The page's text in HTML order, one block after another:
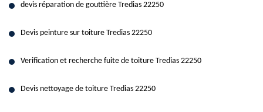
devis réparation de gouttière Tredias 22250
Devis peinture sur toiture Tredias 22250
Verification et recherche fuite de toiture Tredias 22250
Devis nettoyage de toiture Tredias 22250